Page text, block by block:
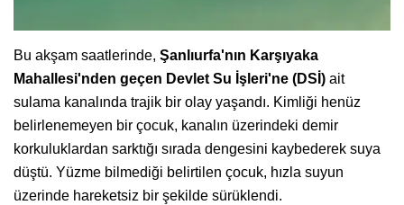
Bu akşam saatlerinde, Şanlıurfa'nın Karşıyaka
Mahallesi'nden geçen Devlet Su İşleri'ne (DSİ) ait
sulama kanalında trajik bir olay yaşandı. Kimliği henüz
belirlenemeyen bir çocuk, kanalın üzerindeki demir
korkuluklardan sarktığı sırada dengesini kaybederek suya
düştü. Yüzme bilmediği belirtilen çocuk, hızla suyun
üzerinde hareketsiz bir şekilde sürüklendi.